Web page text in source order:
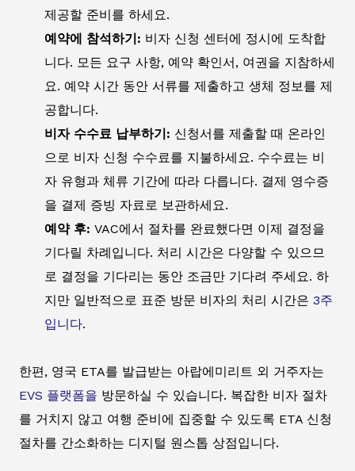
제공할 준비를 하세요.
예약에 참석하기: 비자 신청 센터에 정시에 도착합
니다. 모든 요구 사항, 예약 확인서, 여권을 지참하세
요. 예약 시간 동안 서류를 제출하고 생체 정보를 제
공합니다.
비자 수수료 납부하기: 신청서를 제출할 때 온라인
으로 비자 신청 수수료를 지불하세요. 수수료는 비
자 유형과 체류 기간에 따라 다릅니다. 결제 영수증
을 결제 증빙 자료로 보관하세요.
예약 후: VAC에서 절차를 완료했다면 이제 결정을
기다릴 차례입니다. 처리 시간은 다양할 수 있으므
로 결정을 기다리는 동안 조금만 기다려 주세요. 하
지만 일반적으로 표준 방문 비자의 처리 시간은 3주
입니다.
한편, 영국 ETA를 발급받는 아랍에미리트 외 거주자는
EVS 플랫폼을 방문하실 수 있습니다. 복잡한 비자 절차
를 거치지 않고 여행 준비에 집중할 수 있도록 ETA 신청
절차를 간소화하는 디지털 원스톱 상점입니다.